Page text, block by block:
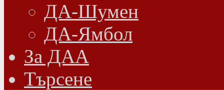
ДА-Шумен
ДА-Ямбол
Зa ДАА
Търсене